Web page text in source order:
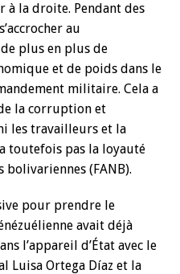
la droite. Pendant des
au
plus en plus de
et de poids dans le
militaire. Cela a
la corruption et
les travailleurs et la
toutefois pas la loyauté
bolivariennes (FANB).
pour prendre le
avait déjà
l’appareil d’État avec le
Luisa Ortega Díaz et la